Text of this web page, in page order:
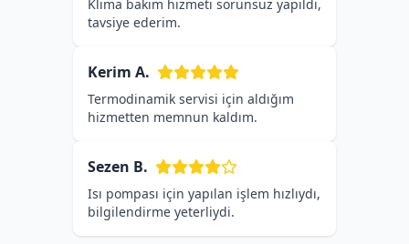
Klima bakım hizmeti sorunsuz yapıldı,
tavsiye ederim.
Kerim A.
Termodinamik servisi için aldığım
hizmetten memnun kaldım.
Sezen B.
Isı pompası için yapılan işlem hızlıydı,
bilgilendirme yeterliydi.